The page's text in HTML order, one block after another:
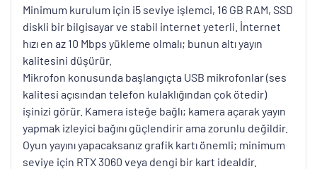
Minimum kurulum için i5 seviye işlemci, 16 GB RAM, SSD
diskli bir bilgisayar ve stabil internet yeterli. İnternet
hızı en az 10 Mbps yükleme olmalı; bunun altı yayın
kalitesini düşürür.
Mikrofon konusunda başlangıçta USB mikrofonlar (ses
kalitesi açısından telefon kulaklığından çok ötedir)
işinizi görür. Kamera isteğe bağlı; kamera açarak yayın
yapmak izleyici bağını güçlendirir ama zorunlu değildir.
Oyun yayını yapacaksanız grafik kartı önemli; minimum
seviye için RTX 3060 veya dengi bir kart idealdir.